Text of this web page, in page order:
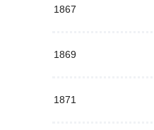
1867
1869
1871